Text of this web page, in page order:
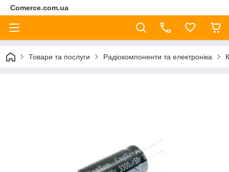
Comerce.com.ua
Товари та послуги Радіокомпоненти та електроніка